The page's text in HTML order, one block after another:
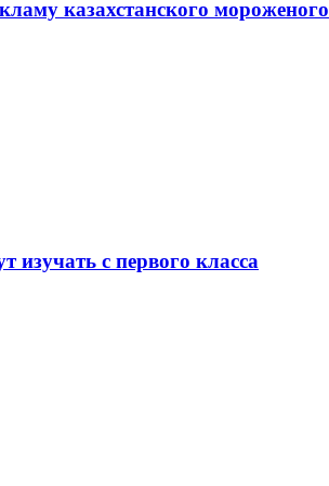
казахстанского мороженого
изучать с первого класса